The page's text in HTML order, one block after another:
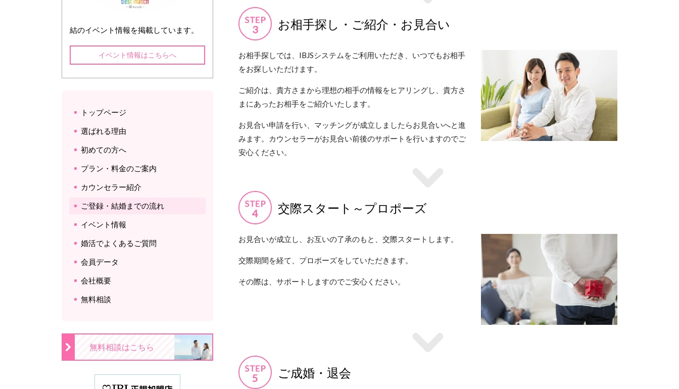
お相手探し・ご紹介・お見合い
お相手探しでは、IBJSシステムをご利用いただき、いつでもお相手
をお探しいただけます。
ご紹介は、貴方さまから理想の相手の情報をヒアリングし、貴方さ
まにあったお相手をご紹介いたします。
お見合い申請を行い、マッチングが成立しましたらお見合いへと進
みます。カウンセラーがお見合い前後のサポートを行いますのでご
安心ください。
交際スタート～プロポーズ
お見合いが成立し、お互いの了承のもと、交際スタートします。
交際期間を経て、プロポーズをしていただきます。
その際は、サポートしますのでご安心ください。
ご成婚・退会
結のイベント情報を掲載しています。
イベント情報はこちらへ
トップページ
選ばれる理由
初めての方へ
プラン・料金のご案内
カウンセラー紹介
ご登録・結婚までの流れ
イベント情報
婚活でよくあるご質問
会員データ
会社概要
無料相談
無料相談はこちら